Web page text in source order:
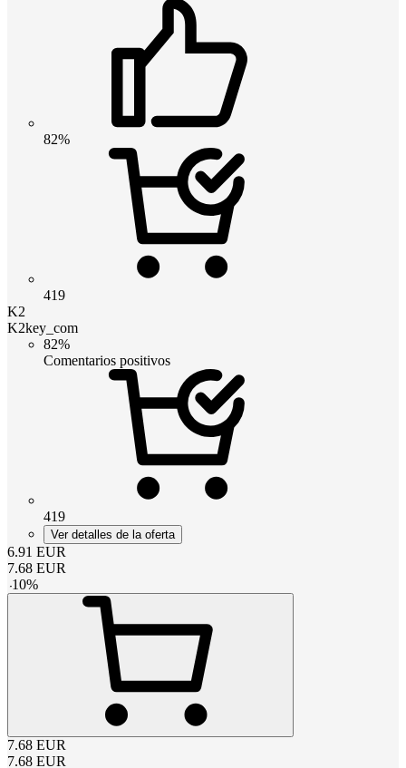
82%
419
K2
K2key_com
82%
Comentarios positivos
419
Ver detalles de la oferta
6.91 EUR
7.68 EUR
-10%
7.68 EUR
7.68 EUR